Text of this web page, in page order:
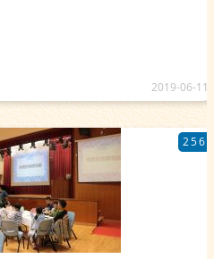
2019-06-11
256